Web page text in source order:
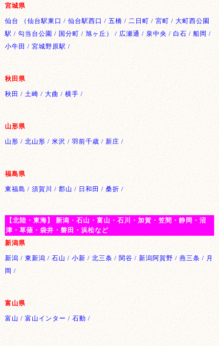
宮城県
仙台 （仙台駅東口 / 仙台駅西口 / 五橋 / 二日町 / 宮町 / 大町西公園
駅 / 勾当台公園 / 国分町 / 旭ヶ丘） / 広瀬通 / 泉中央 / 白石 / 船岡 /
小牛田 / 宮城野原駅 /
秋田県
秋田 / 土崎 / 大曲 / 横手 /
山形県
山形 / 北山形 / 米沢 / 羽前千歳 / 新庄 /
福島県
東福島 / 須賀川 / 郡山 / 日和田 / 桑折 /
【北陸・東海】 新潟・石山・富山・石川・加賀・笠間・静岡・沼
津・草薙・袋井・磐田・浜松など
新潟県
新潟 / 東新潟 / 石山 / 小新 / 北三条 / 関谷 / 新潟阿賀野 / 燕三条 / 月
岡 /
富山県
富山 / 富山インター / 石動 /